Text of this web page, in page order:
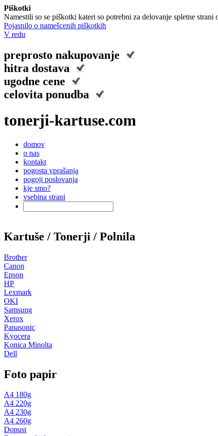
Piškotki
Namestili so se piškotki kateri so potrebni za delovanje spletne
Pojasnilo o namešcenih piškotkih
V redu
preprosto nakupovanje
hitra dostava
ugodne cene
celovita ponudba
tonerji-kartuse.com
domov
o nas
kontakt
pogosta vprašanja
pogoji poslovanja
kje smo?
vsebina strani
Kartuše / Tonerji / Polnila
Brother
Canon
Epson
HP
Lexmark
OKI
Samsung
Xerox
Panasonic
Kyocera
Konica Minolta
Dell
Foto papir
A4 180g
A4 220g
A4 230g
A4 260g
Dopust